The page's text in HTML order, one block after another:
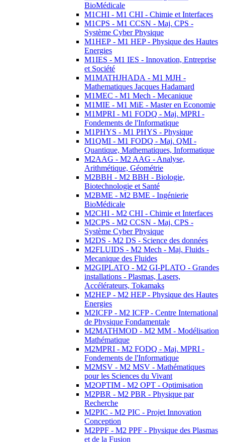
BioMédicale
M1CHI - M1 CHI - Chimie et Interfaces
M1CPS - M1 CCSN - Maj. CPS -
Système Cyber Physique
M1HEP - M1 HEP - Physique des Hautes
Energies
M1IES - M1 IES - Innovation, Entreprise
et Société
M1MATHJHADA - M1 MJH -
Mathematiques Jacques Hadamard
M1MEC - M1 Mech - Mecanique
M1MIE - M1 MiE - Master en Economie
M1MPRI - M1 FODQ - Maj. MPRI -
Fondements de l'Informatique
M1PHYS - M1 PHYS - Physique
M1QMI - M1 FODQ - Maj. QMI -
Quantique, Mathematiques, Informatique
M2AAG - M2 AAG - Analyse,
Arithmétique, Géométrie
M2BBH - M2 BBH - Biologie,
Biotechnologie et Santé
M2BME - M2 BME - Ingénierie
BioMédicale
M2CHI - M2 CHI - Chimie et Interfaces
M2CPS - M2 CCSN - Maj. CPS -
Système Cyber Physique
M2DS - M2 DS - Science des données
M2FLUIDS - M2 Mech - Maj. Fluids -
Mecanique des Fluides
M2GIPLATO - M2 GI-PLATO - Grandes
installations - Plasmas, Lasers,
Accélérateurs, Tokamaks
M2HEP - M2 HEP - Physique des Hautes
Energies
M2ICFP - M2 ICFP - Centre International
de Physique Fondamentale
M2MATHMOD - M2 MM - Modélisation
Mathématique
M2MPRI - M2 FODQ - Maj. MPRI -
Fondements de l'Informatique
M2MSV - M2 MSV - Mathématiques
pour les Sciences du Vivant
M2OPTIM - M2 OPT - Optimisation
M2PBR - M2 PBR - Physique par
Recherche
M2PIC - M2 PIC - Projet Innovation
Conception
M2PPF - M2 PPF - Physique des Plasmas
et de la Fusion